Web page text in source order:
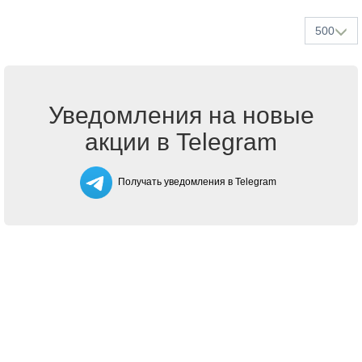
500
Уведомления на новые
акции в Telegram
Получать уведомления в Telegram